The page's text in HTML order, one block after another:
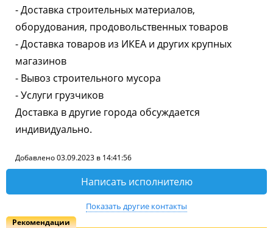
- Доставка строительных материалов,
оборудования, продовольственных товаров
- Доставка товаров из ИКЕА и других крупных
магазинов
- Вывоз строительного мусора
- Услуги грузчиков
Доставка в другие города обсуждается
индивидуально.
Добавлено 03.09.2023 в 14:41:56
Написать исполнителю
Показать другие контакты
Рекомендации